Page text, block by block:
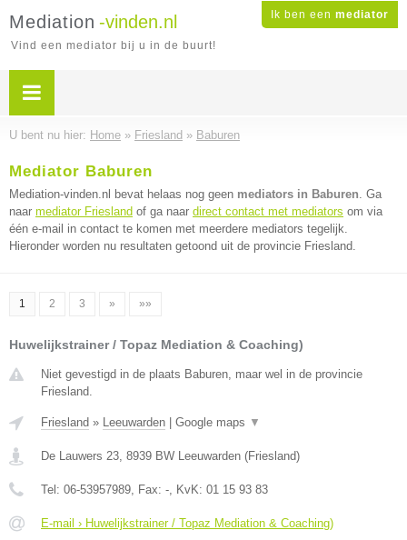
Ik ben een mediator
Mediation -vinden.nl
Vind een mediator bij u in de buurt!
U bent nu hier: Home » Friesland » Baburen
Mediator Baburen
Mediation-vinden.nl bevat helaas nog geen mediators in Baburen. Ga
naar mediator Friesland of ga naar direct contact met mediators om via
één e-mail in contact te komen met meerdere mediators tegelijk.
Hieronder worden nu resultaten getoond uit de provincie Friesland.
1 2 3 » »»
Huwelijkstrainer / Topaz Mediation & Coaching)
Niet gevestigd in de plaats Baburen, maar wel in de provincie
Friesland.
Friesland » Leeuwarden Google maps ▼
De Lauwers 23, 8939 BW Leeuwarden (Friesland)
Tel: 06-53957989, Fax: -, KvK: 01 15 93 83
E-mail › Huwelijkstrainer / Topaz Mediation & Coaching)